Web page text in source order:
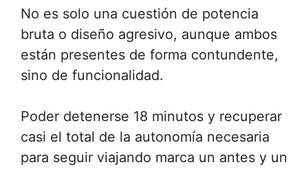
No es solo una cuestión de potencia
bruta o diseño agresivo, aunque ambos
están presentes de forma contundente,
sino de funcionalidad.
Poder detenerse 18 minutos y recuperar
casi el total de la autonomía necesaria
para seguir viajando marca un antes y un